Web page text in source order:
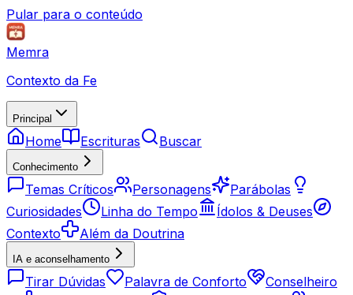
Pular para o conteúdo
Memra
Contexto da Fe
Principal
Home Escrituras Buscar
Conhecimento
Temas Críticos Personagens
Parábolas
Curiosidades
Linha do Tempo
Ídolos & Deuses
Contexto
Além da Doutrina
IA e aconselhamento
Tirar Dúvidas Palavra de Conforto
Conselheiro